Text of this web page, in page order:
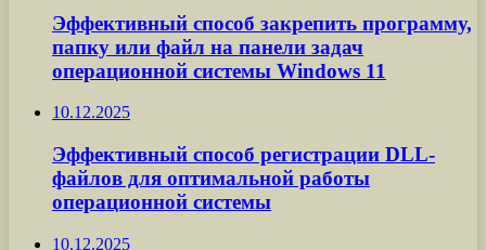
Эффективный способ закрепить программу,
папку или файл на панели задач
операционной системы Windows 11
10.12.2025
Эффективный способ регистрации DLL-
файлов для оптимальной работы
операционной системы
10.12.2025